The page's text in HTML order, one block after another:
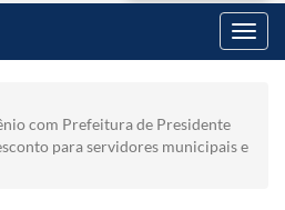
com Prefeitura de Presidente
para servidores municipais e